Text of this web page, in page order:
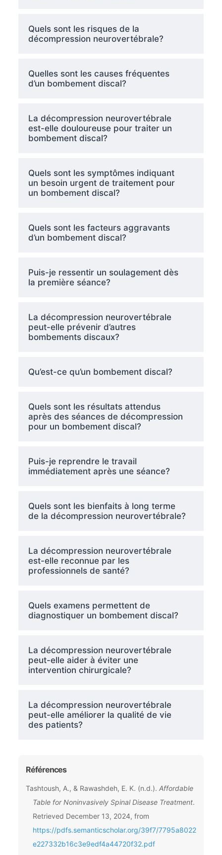
Quels sont les risques de la
décompression neurovertébrale?
Quelles sont les causes fréquentes
d’un bombement discal?
La décompression neurovertébrale
est-elle douloureuse pour traiter un
bombement discal?
Quels sont les symptômes indiquant
un besoin urgent de traitement pour
un bombement discal?
Quels sont les facteurs aggravants
d’un bombement discal?
Puis-je ressentir un soulagement dès
la première séance?
La décompression neurovertébrale
peut-elle prévenir d’autres
bombements discaux?
Qu’est-ce qu’un bombement discal?
Quels sont les résultats attendus
après des séances de décompression
pour un bombement discal?
Puis-je reprendre le travail
immédiatement après une séance?
Quels sont les bienfaits à long terme
de la décompression neurovertébrale?
La décompression neurovertébrale
est-elle reconnue par les
professionnels de santé?
Quels examens permettent de
diagnostiquer un bombement discal?
La décompression neurovertébrale
peut-elle aider à éviter une
intervention chirurgicale?
La décompression neurovertébrale
peut-elle améliorer la qualité de vie
des patients?
Références
Tashtoush, A., & Rawashdeh, E. K. (n.d.). Affordable
Table for Noninvasively Spinal Disease Treatment.
Retrieved December 13, 2024, from
https://pdfs.semanticscholar.org/39f7/7795a8022
e227332b16c3e9edf4a44720f32.pdf